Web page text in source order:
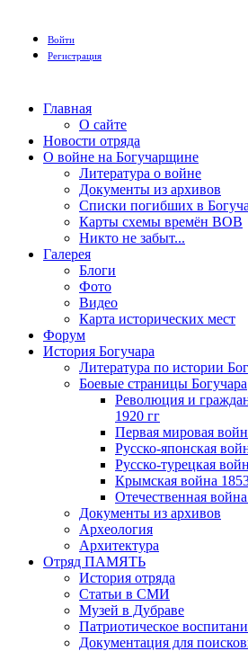
Войти
Регистрация
Главная
О сайте
Новости отряда
О войне на Богучарщине
Литература о войне
Документы из архивов
Списки погибших в
Карты схемы времён ВОВ
Никто не забыт...
Галерея
Блоги
Фото
Видео
Карта исторических мест
Форум
История Богучара
Литература по истории
Боевые страницы Богучара
Революция и
1920 гг
Первая мировая
Русско-японская
Русско-турецкая
Крымская война
Отечественная
Документы из архивов
Археология
Архитектура
Отряд ПАМЯТЬ
История отряда
Статьи в СМИ
Музей в Дубраве
Патриотическое
Документация для